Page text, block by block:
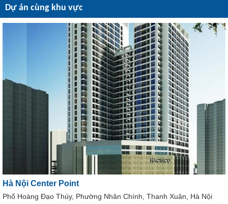
Dự án cùng khu vực
Hà Nội Center Point
Phố Hoàng Đạo Thúy, Phường Nhân Chính, Thanh Xuân, Hà Nội